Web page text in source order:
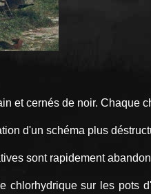
et cernés de noir. Chaque
d'un schéma plus
sont rapidement
sur les pots